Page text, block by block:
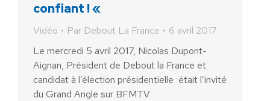
confiant ! «
Vidéo Par Debout La France
6 avril 2017
Le mercredi 5 avril 2017, Nicolas Dupont-
Aignan, Président de Debout la France et
candidat à l’élection présidentielle était l’invité
du Grand Angle sur BFMTV